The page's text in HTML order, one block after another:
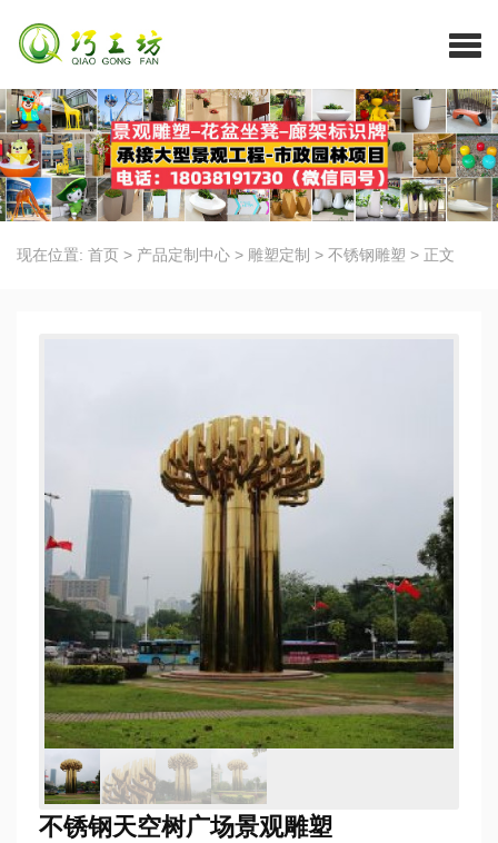
现在位置: 首页 > 产品定制中心 > 雕塑定制 > 不锈钢雕塑 > 正文
不锈钢天空树广场景观雕塑